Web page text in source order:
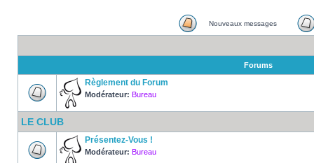
Nouveaux messages
Forums
Règlement du Forum
Modérateur: Bureau
LE CLUB
Présentez-Vous !
Modérateur: Bureau